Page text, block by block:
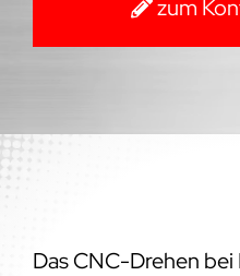
zum
Das CNC-Drehen